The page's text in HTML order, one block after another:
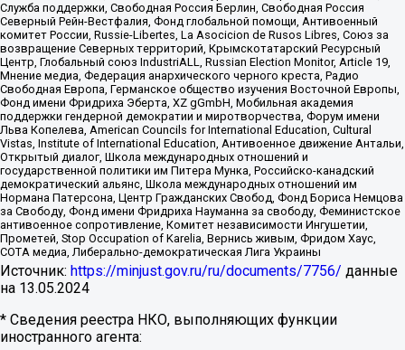
Служба поддержки, Свободная Россия Берлин, Свободная Россия
Северный Рейн-Вестфалия, Фонд глобальной помощи, Антивоенный
комитет России, Russie-Libertes, La Asocicion de Rusos Libres, Союз за
возвращение Северных территорий, Крымскотатарский Ресурсный
Центр, Глобальный союз IndustriALL, Russian Election Monitor, Article 19,
Мнение медиа, Федерация анархического черного креста, Радио
Свободная Европа, Германское общество изучения Восточной Европы,
Фонд имени Фридриха Эберта, XZ gGmbH, Мобильная академия
поддержки гендерной демократии и миротворчества, Форум имени
Льва Копелева, American Councils for International Education, Cultural
Vistas, Institute of International Education, Антивоенное движение Антальи,
Открытый диалог, Школа международных отношений и
государственной политики им Питера Мунка, Российско-канадский
демократический альянс, Школа международных отношений им
Нормана Патерсона, Центр Гражданских Свобод, Фонд Бориса Немцова
за Свободу, Фонд имени Фридриха Науманна за свободу, Феминистское
антивоенное сопротивление, Комитет независимости Ингушетии,
Прометей, Stop Occupation of Karelia, Вернись живым, Фридом Хаус,
СОТА медиа, Либерально-демократическая Лига Украины
Источник: https://minjust.gov.ru/ru/documents/7756/ данные
на 13.05.2024
* Сведения реестра НКО, выполняющих функции
иностранного агента: